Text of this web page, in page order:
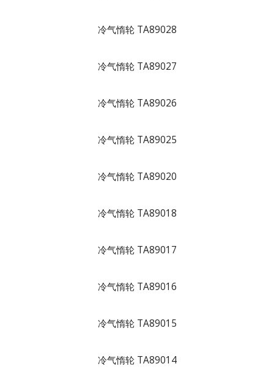
冷气惰轮 TA89028
冷气惰轮 TA89027
冷气惰轮 TA89026
冷气惰轮 TA89025
冷气惰轮 TA89020
冷气惰轮 TA89018
冷气惰轮 TA89017
冷气惰轮 TA89016
冷气惰轮 TA89015
冷气惰轮 TA89014